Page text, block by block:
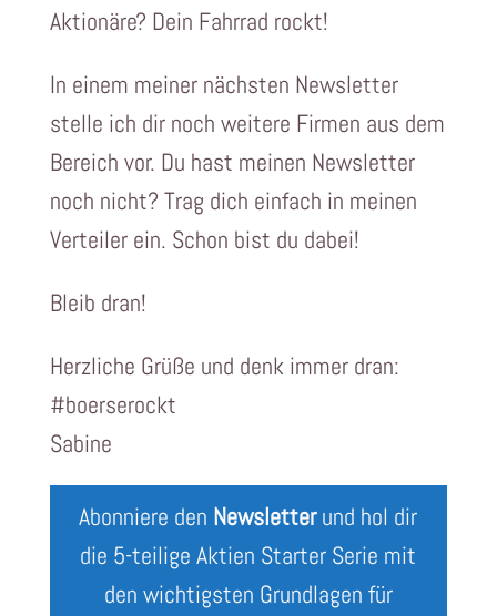
Aktionäre? Dein Fahrrad rockt!
In einem meiner nächsten Newsletter
stelle ich dir noch weitere Firmen aus dem
Bereich vor. Du hast meinen Newsletter
noch nicht? Trag dich einfach in meinen
Verteiler ein. Schon bist du dabei!
Bleib dran!
Herzliche Grüße und denk immer dran:
#boerserockt
Sabine
Abonniere den Newsletterund hol dir
die 5-teilige Aktien Starter Serie mit
den wichtigsten Grundlagen für